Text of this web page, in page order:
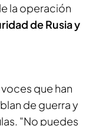
la operación
de Rusia y
que han
de guerra y
"No puedes